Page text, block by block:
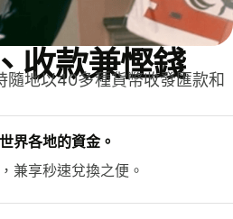
收款兼慳錢
隨地以40多種貨幣收發匯款和
界各地的資金。
兼享秒速兌換之便。